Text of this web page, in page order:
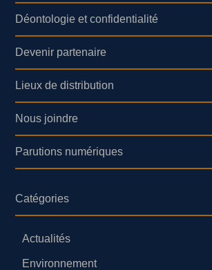
Déontologie et confidentialité
Devenir partenaire
Lieux de distribution
Nous joindre
Parutions numériques
Catégories
Actualités
Environnement